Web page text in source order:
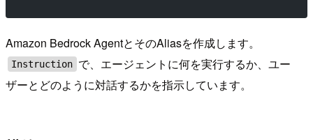
Amazon Bedrock AgentとそのAliasを作成します。
Instruction で、エージェントに何を実行するか、ユー
ザーとどのように対話するかを指示しています。